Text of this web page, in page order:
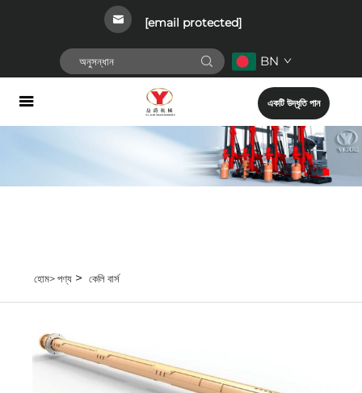
[email protected]
BN
একটি উদ্ধৃতি পান
হোম>পণ্য> কেলি বার্স